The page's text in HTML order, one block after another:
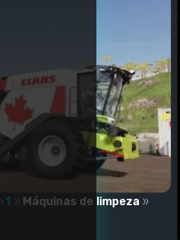
1
Máquinas de limpeza